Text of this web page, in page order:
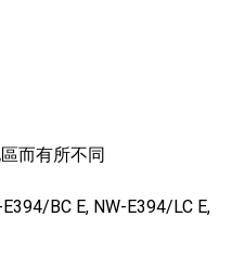
而有所不同
BC E, NW-E394/LC E,